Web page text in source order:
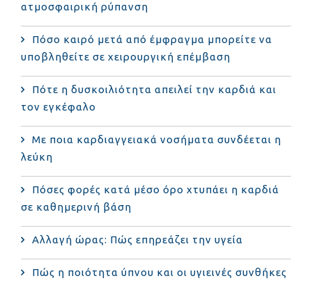
ατμοσφαιρική ρύπανση
Πόσο καιρό μετά από έμφραγμα μπορείτε να
υποβληθείτε σε χειρουργική επέμβαση
Πότε η δυσκοιλιότητα απειλεί την καρδιά και
τον εγκέφαλο
Με ποια καρδιαγγειακά νοσήματα συνδέεται η
λεύκη
Πόσες φορές κατά μέσο όρο χτυπάει η καρδιά
σε καθημερινή βάση
Αλλαγή ώρας: Πώς επηρεάζει την υγεία
Πώς η ποιότητα ύπνου και οι υγιεινές συνθήκες